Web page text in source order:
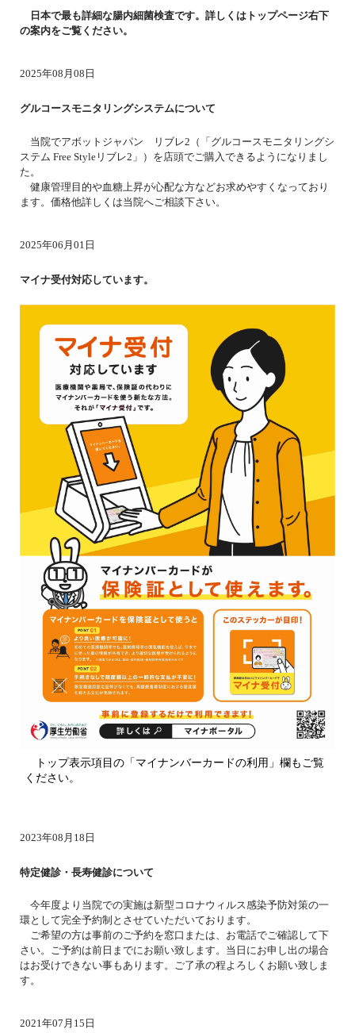
日本で最も詳細な腸内細菌検査です。詳しくはトップページ右下
の案内をご覧ください。
2025年08月08日
グルコースモニタリングシステムについて
当院でアボットジャパン リブレ2（「グルコースモニタリングシ
ステム Free Styleリブレ2」）を店頭でご購入できるようになりまし
た。
健康管理目的や血糖上昇が心配な方などお求めやすくなっており
ます。価格他詳しくは当院へご相談下さい。
2025年06月01日
マイナ受付対応しています。
トップ表示項目の「マイナンバーカードの利用」欄もご覧
ください。
2023年08月18日
特定健診・長寿健診について
今年度より当院での実施は新型コロナウィルス感染予防対策の一
環として完全予約制とさせていただいております。
ご希望の方は事前のご予約を窓口または、お電話でご確認して下
さい。ご予約は前日までにお願い致します。当日にお申し出の場合
はお受けできない事もあります。ご了承の程よろしくお願い致しま
す。
2021年07月15日